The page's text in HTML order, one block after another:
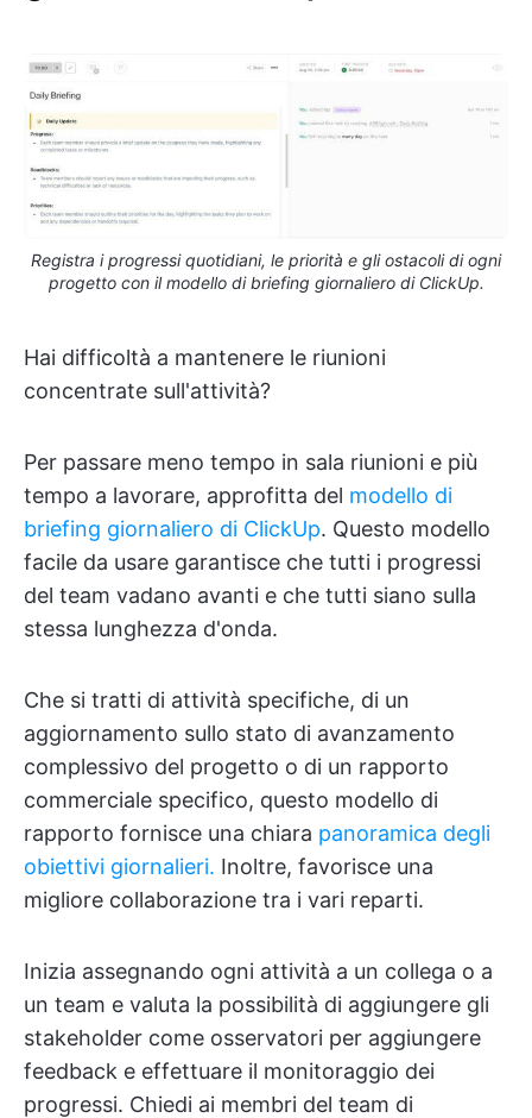
Registra i progressi quotidiani, le priorità e gli ostacoli di ogni
progetto con il modello di briefing giornaliero di ClickUp.
Hai difficoltà a mantenere le riunioni
concentrate sull'attività?
Per passare meno tempo in sala riunioni e più
tempo a lavorare, approfitta del modello di
briefing giornaliero di ClickUp. Questo modello
facile da usare garantisce che tutti i progressi
del team vadano avanti e che tutti siano sulla
stessa lunghezza d'onda.
Che si tratti di attività specifiche, di un
aggiornamento sullo stato di avanzamento
complessivo del progetto o di un rapporto
commerciale specifico, questo modello di
rapporto fornisce una chiara panoramica degli
obiettivi giornalieri. Inoltre, favorisce una
migliore collaborazione tra i vari reparti.
Inizia assegnando ogni attività a un collega o a
un team e valuta la possibilità di aggiungere gli
stakeholder come osservatori per aggiungere
feedback e effettuare il monitoraggio dei
progressi. Chiedi ai membri del team di